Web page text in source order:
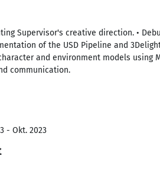
Supervisor's creative direction. •
of the USD Pipeline and
and environment models using
communication.
- Okt. 2023